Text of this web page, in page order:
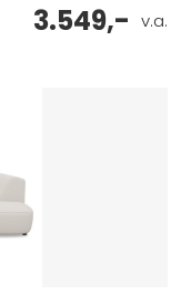
v.a.
3.549,-